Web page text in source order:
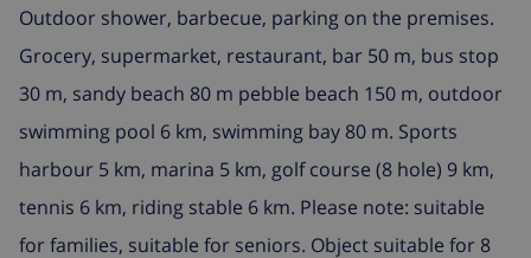
Outdoor shower, barbecue, parking on the premises.
Grocery, supermarket, restaurant, bar 50 m, bus stop
30 m, sandy beach 80 m pebble beach 150 m, outdoor
swimming pool 6 km, swimming bay 80 m. Sports
harbour 5 km, marina 5 km, golf course (8 hole) 9 km,
tennis 6 km, riding stable 6 km. Please note: suitable
for families, suitable for seniors. Object suitable for 8